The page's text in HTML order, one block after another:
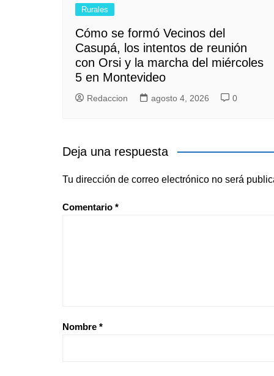
Rurales
Cómo se formó Vecinos del
Casupá, los intentos de reunión
con Orsi y la marcha del miércoles
5 en Montevideo
Redaccion agosto 4, 2026 0
Deja una respuesta
Tu dirección de correo electrónico no será
Comentario *
Nombre *